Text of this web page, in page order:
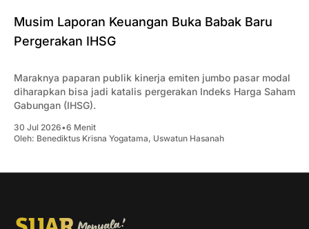
‎Musim Laporan Keuangan Buka Babak Baru
Pergerakan IHSG
Maraknya paparan publik kinerja emiten jumbo pasar modal
diharapkan bisa jadi katalis pergerakan Indeks Harga Saham
Gabungan (IHSG).
30 Jul 2026•6 Menit
Oleh: Benediktus Krisna Yogatama, Uswatun Hasanah